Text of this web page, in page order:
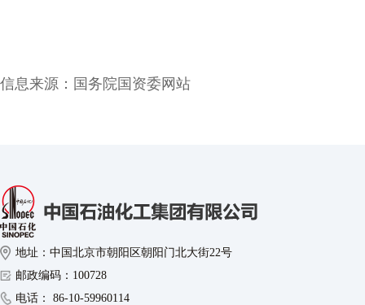
信息来源： 国务院国资委网站
地址：中国北京市朝阳区朝阳门北大街22号
邮政编码：100728
电话： 86-10-59960114